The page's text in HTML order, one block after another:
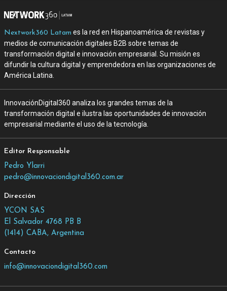
Nextwork360 Latam es la red en Hispanoamérica de revistas y
medios de comunicación digitales B2B sobre temas de
transformación digital e innovación empresarial. Su misión es
difundir la cultura digital y emprendedora en las organizaciones de
América Latina.
InnovaciónDigital360 analiza los grandes temas de la
transformación digital e ilustra las oportunidades de innovación
empresarial mediante el uso de la tecnología.
Editor Responsable
Pedro Ylarri
pedro@innovaciondigital360.com.ar
Dirección
YCON SAS
El Salvador 4768 PB B
(1414) CABA, Argentina
Contacto
info@innovaciondigital360.com